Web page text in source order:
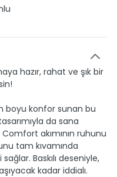
hazır, rahat ve şık bir
boyu konfor sunan bu
da sana
akımının ruhunu
tam kıvamında
Baskılı deseniyle,
kadar iddialı.